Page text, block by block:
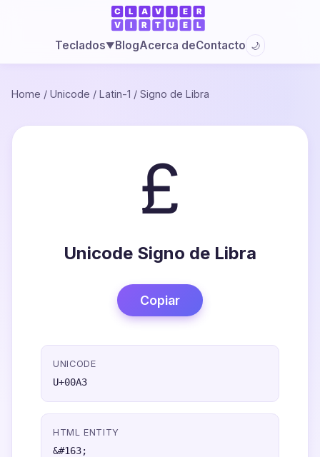
Teclados▼BlogAcerca deContacto 🌙
Home / Unicode / Latin-1 / Signo de Libra
£
Unicode Signo de Libra
Copiar
UNICODE
U+00A3
HTML ENTITY
&#163;